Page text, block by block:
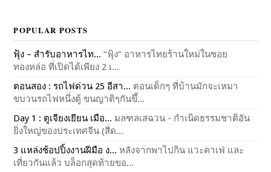
POPULAR POSTS
ฟุ้ง – สำรับอาหารไท... “ฟุ้ง” อาหารไทยร้านใหม่ในซอย
ทองหล่อ ที่เปิดได้เพียง 2 เ...
ตอนสอง : รถไฟด่วน 25 อีสา... ตอนเด็กๆ ที่บ้านมักจะเหมา
ขบวนรถไฟหนึ่งตู้ ขนญาติๆกันขึ้...
Day 1 : ตูเจียงเยียน เมือ... มลฑลเสฉวน - กำเนิดธรรมชาติอัน
ยิ่งใหญ่ของประเทศจีน (สี่ด...
3 แหล่งช้อปปิ้งงานฝีมือ ง... หลังจากพาไปกิน แวะคาเฟ่ และ
เที่ยวกันแล้ว บล็อกสุดท้ายขอ...